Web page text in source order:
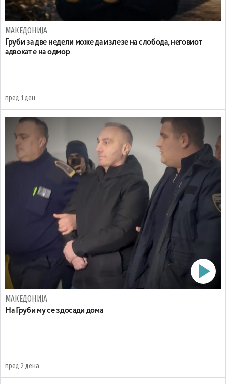
МАКЕДОНИЈА
Груби за две недели може да излезе на слобода, неговиот
адвокат е на одмор
пред 1 ден
МАКЕДОНИЈА
На Груби му се здосади дома
пред 2 дена